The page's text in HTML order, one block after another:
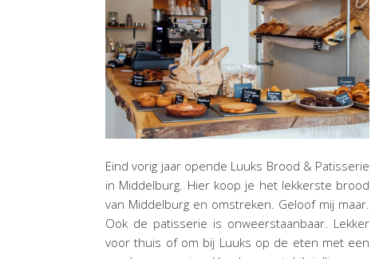
Eind vorig jaar opende Luuks Brood & Patisserie
in Middelburg. Hier koop je het lekkerste brood
van Middelburg en omstreken. Geloof mij maar.
Ook de patisserie is onweerstaanbaar. Lekker
voor thuis of om bij Luuks op de eten met een